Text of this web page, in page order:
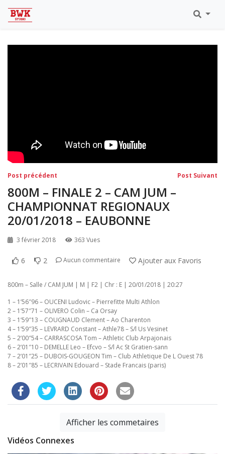
Eaubonne 2019
Navigation
de
l’article
Post précédent Post Suivant
800M – FINALE 2 – CAM JUM –
CHAMPIONNAT REGIONAUX
20/01/2018 – EAUBONNE
3 février 2018 363 Vues
6 2 Aucun commentaire Ajouter aux Favoris
800m – Salle / CAM JUM | M | F2 | Chr : E | 20/01/2018 | 20:27
1 – 1’56″96 – OUCENI Ludovic – Pierrefitte Multi Athlon
2 – 1’57″71 – OLIVERO Colin – Ca Orsay
3 – 1’59″13 – COUGNAUD Clement – Ao Charenton
4 – 1’59″35 – LEVRARD Constant – Athle78 – S/l Us Vesinet
5 – 2’00″54 – CARRASCOSA Tom – Athletic Club Arpajonais
6 – 2’01″10 – DEMELLE Leo – Efcvo – S/l Ac St Gratien-sann
7 – 2’01″25 – DUBOIS-GOUGEON Tim – Club Athletique De L Ouest 78
8 – 2’01″85 – LECRIVAIN Edouard – Stade Francais (paris)
Afficher les commetaires
Vidéos Connexes